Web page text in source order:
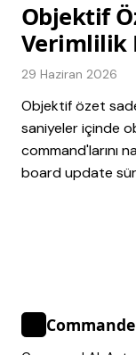
Objektif
Verimlilik
29 Haziran 2026
Objektif özet
saniyeler içinde
command'larını
board update